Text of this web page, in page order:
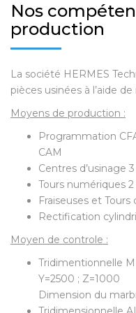
Nos
production
La société HERMES
pièces usinées à l’aide
Moyens de production :
Programmation
CAM
Centres d’usinage
Tours numériques
Fraiseuses et
Rectification
Moyen de controle :
Tridimentionnelle
Y=2500 ; Z=1000
Dimension du